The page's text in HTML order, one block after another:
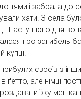
до тями і забрала
хати. З села
Наступного дня
про загибель
купці.
євреїв з
але німці
їжу